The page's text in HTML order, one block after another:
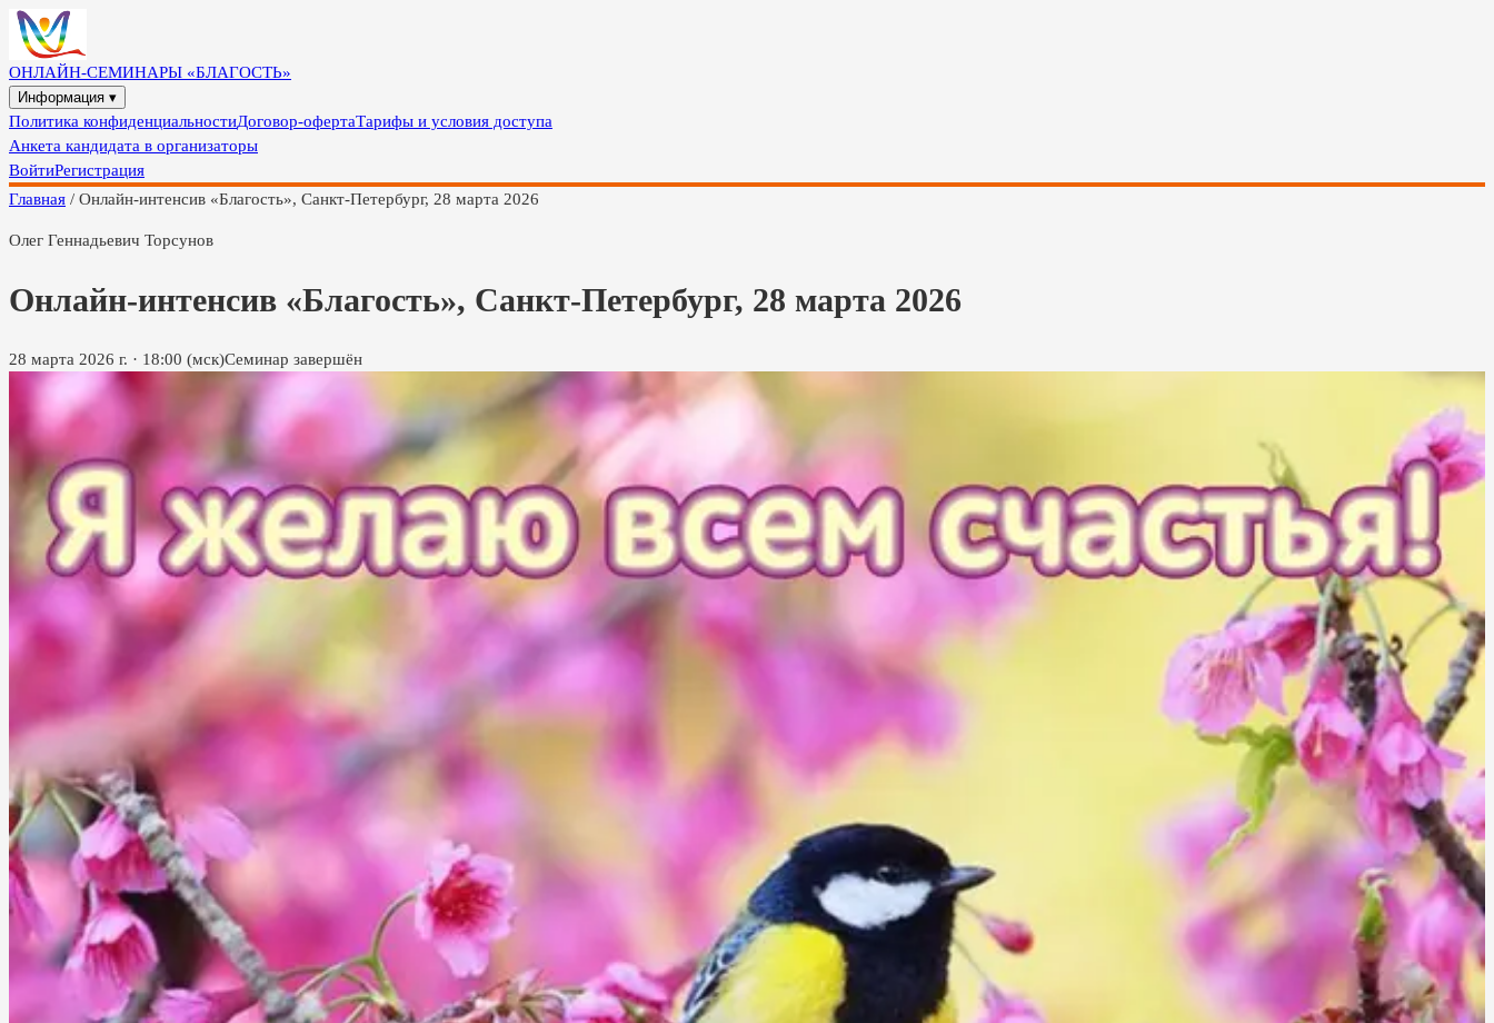
ОНЛАЙН-СЕМИНАРЫ «БЛАГОСТЬ»
Информация ▾
Политика конфиденциальностиДоговор-офертаТарифы и условия доступа
Анкета кандидата в организаторы
ВойтиРегистрация
Главная / Онлайн-интенсив «Благость», Санкт-Петербург, 28 марта 2026
Олег Геннадьевич Торсунов
Онлайн-интенсив «Благость», Санкт-Петербург, 28 марта 2026
28 марта 2026 г. · 18:00 (мск)Семинар завершён